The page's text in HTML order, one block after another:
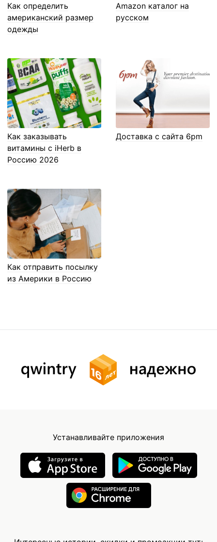
Как определить
американский размер
одежды
Amazon каталог на
русском
Как заказывать
витамины с iHerb в
Россию 2026
Доставка с сайта 6pm
Как отправить посылку
из Америки в Россию
Устанавливайте приложения